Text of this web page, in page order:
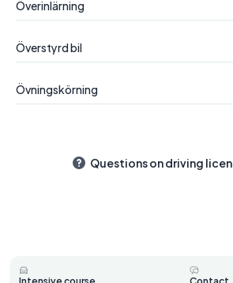
Överinlärning
Överstyrd bil
Övningskörning
Questions on driving